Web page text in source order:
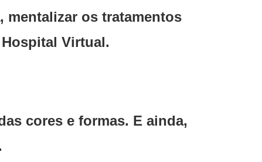
mentalizar os tratamentos
Virtual.
cores e formas. E ainda,